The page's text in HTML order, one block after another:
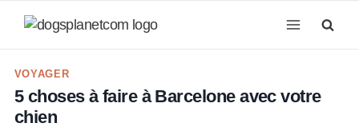
VOYAGER
5 choses à faire à Barcelone avec votre
chien